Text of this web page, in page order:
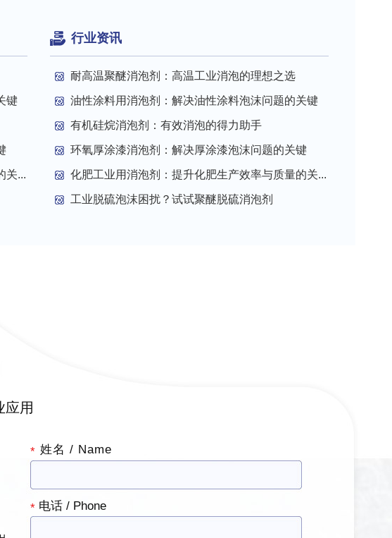
键
关...
行业资讯
耐高温聚醚消泡剂：高温工业消泡的理想之选
油性涂料用消泡剂：解决油性涂料泡沫问题的关键
有机硅烷消泡剂：有效消泡的得力助手
环氧厚涂漆消泡剂：解决厚涂漆泡沫问题的关键
化肥工业用消泡剂：提升化肥生产效率与质量的关...
工业脱硫泡沫困扰？试试聚醚脱硫消泡剂
应用
* 姓名 / Name
*电话 / Phone